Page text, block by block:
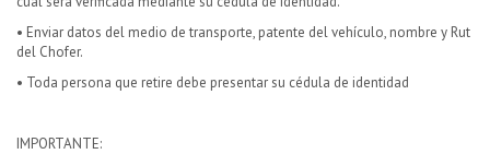
• Enviar datos del medio de transporte, patente del vehículo, nombre y Rut
del Chofer.
• Toda persona que retire debe presentar su cédula de identidad
IMPORTANTE: